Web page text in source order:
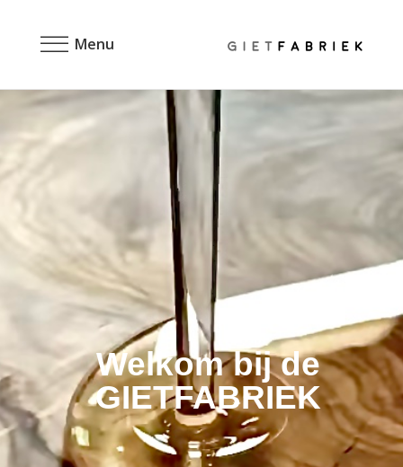
Menu
Welkom bij de
GIETFABRIEK